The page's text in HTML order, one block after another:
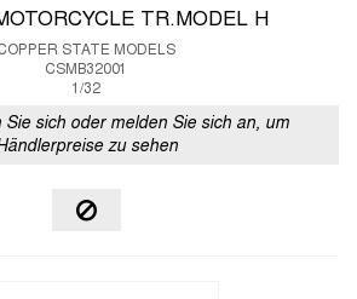
TR.MODEL H
STATE MODELS
CSMB32001
1/32
Sie sich oder melden Sie sich an, um
zu sehen